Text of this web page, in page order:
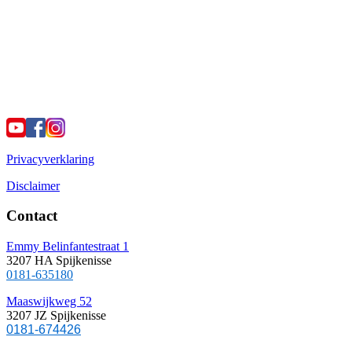
Privacyverklaring
Disclaimer
Contact
Emmy Belinfantestraat 1
3207 HA Spijkenisse
0181-635180
Maaswijkweg 52
3207 JZ Spijkenisse
0181-674426